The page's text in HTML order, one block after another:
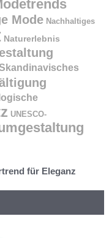
Mode Nachhaltiges
Naturerlebnis
UNESCO-
für Eleganz